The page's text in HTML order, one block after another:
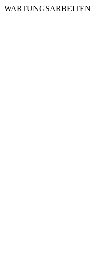
WARTUNGSARBEITEN